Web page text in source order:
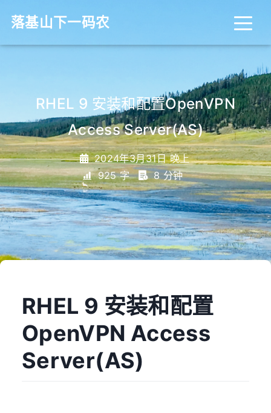
落基山下一码农
RHEL 9 安装和配置OpenVPN
Access Server(AS)
2024年3月31日 晚上
925 字
8 分钟
RHEL 9 安装和配置
OpenVPN Access
Server(AS)